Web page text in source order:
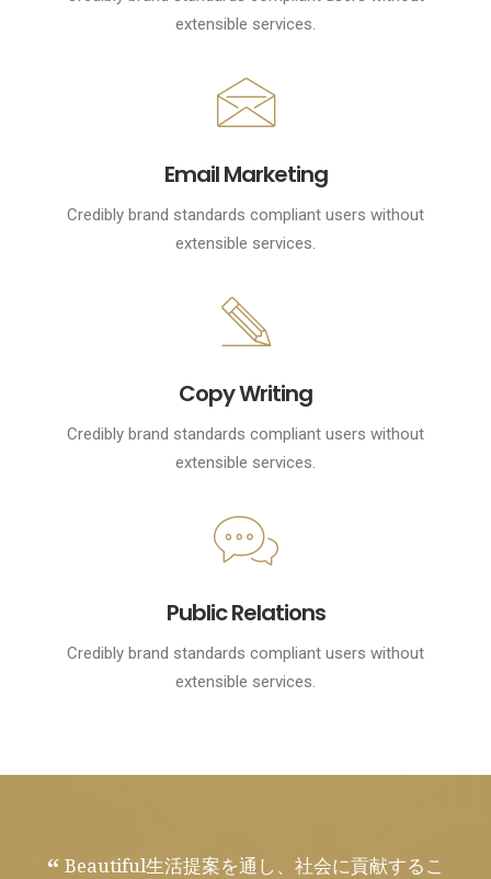
extensible services.
Email Marketing
Credibly brand standards compliant users without
extensible services.
Copy Writing
Credibly brand standards compliant users without
extensible services.
Public Relations
Credibly brand standards compliant users without
extensible services.
Beautiful生活提案を通し、社会に貢献するこ